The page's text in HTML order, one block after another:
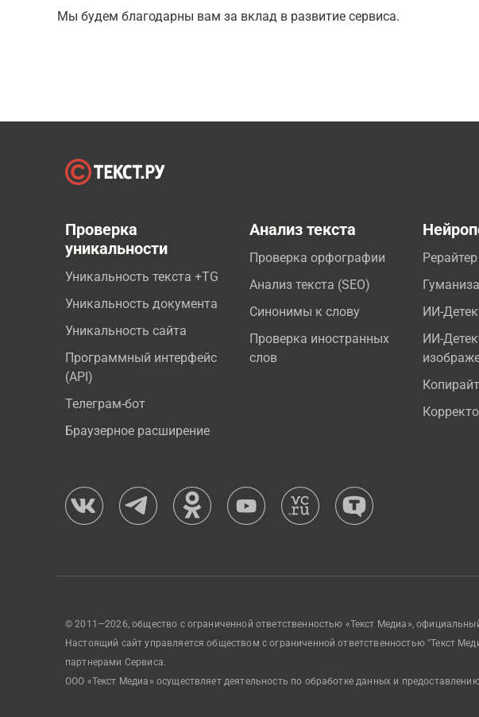
Мы будем благодарны вам за вклад в развитие сервиса.
Проверка
уникальности
Уникальность текста +TG
Уникальность документа
Уникальность сайта
Программный интерфейс
(API)
Телеграм-бот
Браузерное расширение
Анализ текста
Проверка орфографии
Анализ текста (SEO)
Синонимы к слову
Проверка иностранных
слов
Рерайтер
ИИ-
ИИ-
© 2011—2026, общество с ограниченной ответственностью «Текст Медиа»,
Настоящий сайт управляется обществом с ограниченной ответственностью "Текст
партнерами Сервиса.
ООО «Текст Медиа» осуществляет деятельность по обработке данных и